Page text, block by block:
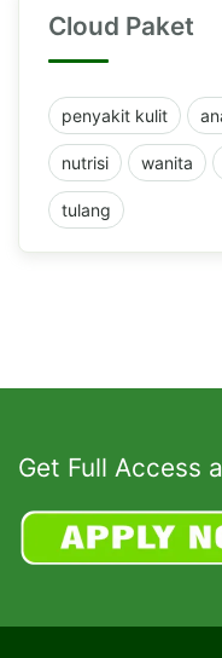
Cloud Paket
penyakit kulit
nutrisi wanita
tulang
Get Full Access